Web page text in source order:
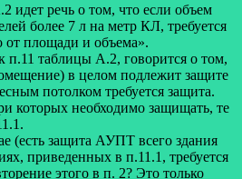
идет речь о том, что если объем
более 7 л на метр КЛ, требуется
площади и объема».
п.11 таблицы А.2, говорится о том,
в целом подлежит защите
потолком требуется защита.
которых необходимо защищать, те
(есть защита АУПТ всего здания
приведенных в п.11.1, требуется
этого в п. 2? Это только